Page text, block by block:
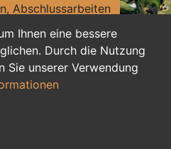
Ihnen eine bessere
Durch die Nutzung
Sie unserer Verwendung
Abschlussarbeiten
Sekretariat
Nebenjobs
Ausbildung